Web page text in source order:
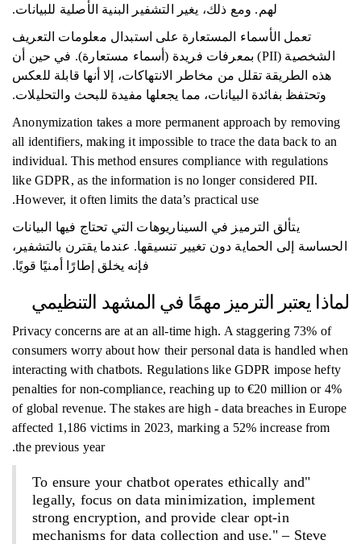
لهم. ومع ذلك، يغير التشفير البنية الأصلية للبيانات.
تعمل الأسماء المستعارة على استبدال معلومات التعريف
الشخصية (PII) بمعرفات فريدة (أسماء مستعارة). في حين أن
هذه الطريقة تقلل من مخاطر الانتهاكات، إلا أنها قابلة للعكس
وتحتفظ بفائدة البيانات، مما يجعلها مفيدة للبحث والتحليلات.
Anonymization takes a more permanent approach by removing
all identifiers, making it impossible to trace the data back to an
individual. This method ensures compliance with regulations
like GDPR, as the information is no longer considered PII.
However, it often limits the data’s practical use.
يتألق الترميز في السيناريوهات التي تحتاج فيها البيانات
الحساسة إلى الحماية دون تغيير تنسيقها. عندما يقترن بالتشفير،
فإنه يخلق إطارًا أمنيًا قويًا.
لماذا يعتبر الترميز مهمًا في المشهد التنظيمي
Privacy concerns are at an all-time high. A staggering 73% of
consumers worry about how their personal data is handled when
interacting with chatbots. Regulations like GDPR impose hefty
penalties for non-compliance, reaching up to €20 million or 4%
of global revenue. The stakes are high - data breaches in Europe
affected 1,186 victims in 2023, marking a 52% increase from
the previous year.
"To ensure your chatbot operates ethically and
legally, focus on data minimization, implement
strong encryption, and provide clear opt-in
mechanisms for data collection and use." – Steve